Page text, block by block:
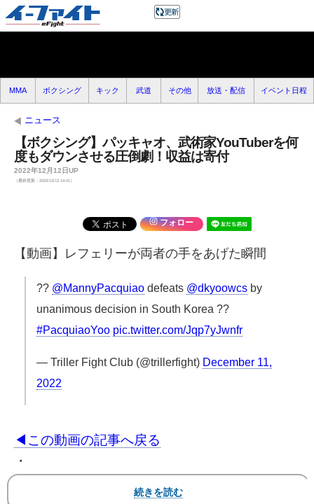
MMA ボクシング キック 武道 その他 放送・配信 イベント日程
ニュース
【ボクシング】パッキャオ、武術家YouTuberを何
度もダウンさせる圧倒劇！収益は寄付
2022年12月12日UP
（最終更新：2022/12/13 14:41）
フォロー
【動画】レフェリーが両者の手をあげた瞬間
?? @MannyPacquiao defeats @dkyoowcs by
unanimous decision in South Korea ??
#PacquiaoYoo pic.twitter.com/Jqp7yJwnfr
— Triller Fight Club (@trillerfight) December 11,
2022
◀︎この動画の記事へ戻る
・